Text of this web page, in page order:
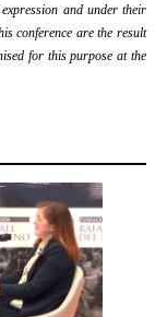
and under their
conference are the result
for this purpose at the